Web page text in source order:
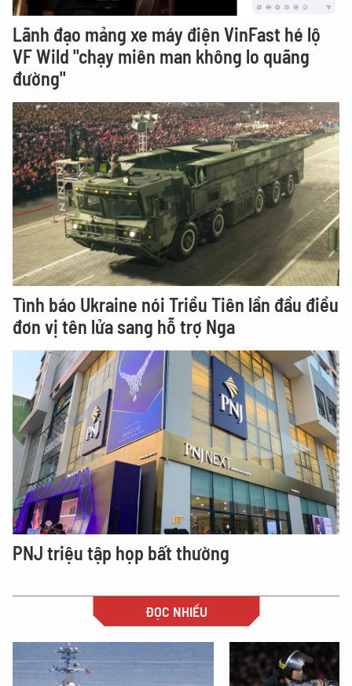
Lãnh đạo mảng xe máy điện VinFast hé lộ
VF Wild "chạy miên man không lo quãng
đường"
Tình báo Ukraine nói Triều Tiên lần đầu điều
đơn vị tên lửa sang hỗ trợ Nga
PNJ triệu tập họp bất thường
ĐỌC NHIỀU